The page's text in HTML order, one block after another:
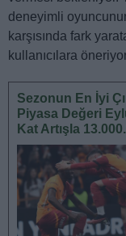
deneyimli
karşısında fark
kullanıcılara
Sezonun En İyi
Piyasa Değeri
Kat Artışla